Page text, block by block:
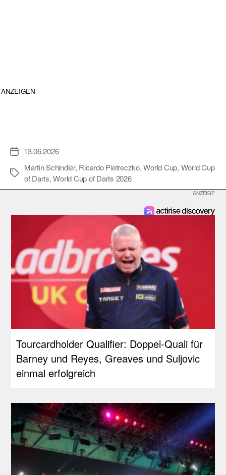
ANZEIGEN
Veröffentlichungsdatum
13.06.2026
Schlagwörter
Martin Schindler, Ricardo Pietreczko,World Cup, World Cup
of Darts,World Cup of Darts 2026
Tourcardholder Qualifier: Doppel-Quali für
Barney und Reyes, Greaves und Suljovic
einmal erfolgreich